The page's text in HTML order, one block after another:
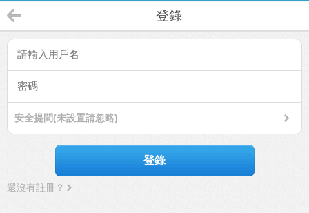
登錄
安全提問(未設置請忽略)
登錄
還沒有註冊？